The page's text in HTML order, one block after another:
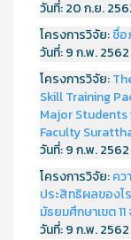
วันที่:20 ก.ย.
โครงการวิจัย:ชื่อ
วันที่:9 ก.พ. 2562
โครงการวิจัย:
Skill Training
Major Students
Faculty
วันที่:9 ก.พ. 2562
โครงการวิจัย:คว
ประสิทธิผลของโ
มัธยมศึกษาเขต
วันที่:9 ก.พ. 2562